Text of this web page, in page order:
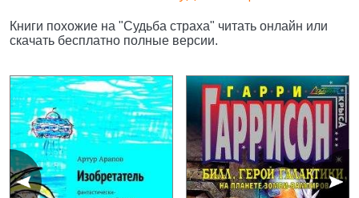
Книги похожие на "Судьба страха" читать онлайн или
скачать бесплатно полные версии.